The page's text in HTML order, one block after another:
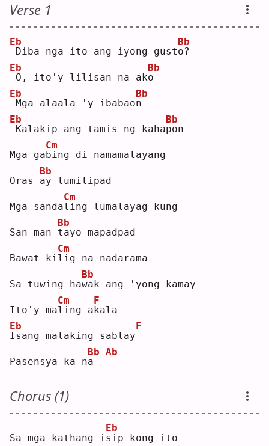
Verse 1
Eb
Diba nga ito ang iyong gusto
Bb
?
Eb
O, ito'y lilisan na ako
Bb
Eb
Mga alaala 'y ibabaon
Bb
Eb
Kalakip ang tamis ng kahap
Bb
on
Mga gab
Cm
ing di namamalayang
Oras a
Bb
y lumilipad
Mga sandal
Cm
ing lumalayag kung
San man t
Bb
ayo mapadpad
Bawat kil
Cm
ig na nadarama
Sa tuwing haw
Bb
ak ang 'yong kamay
Ito'y mal
Cm
ing ak
F
ala
I
Eb
sang malaking sablay
F
Pasensya ka na
Bb Ab
Chorus (1)
Sa mga kathang i s
Eb
ip kong ito